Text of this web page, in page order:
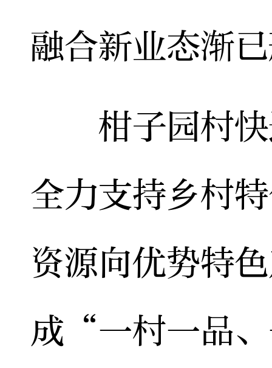
融合新业态渐
柑子园村快
全力支持乡村
资源向优势特
成“一村一品